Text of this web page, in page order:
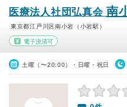
医療法人社団弘真会 南
東京都江戸川区南小岩（小岩駅）
電子決済可
土曜（〜20:00）・日曜・祝日